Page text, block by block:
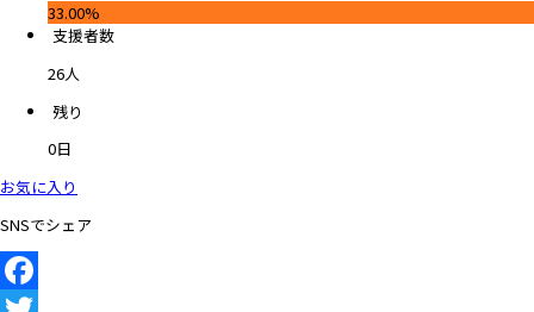
33.00%
支援者数
26人
残り
0日
お気に入り
SNSでシェア
Facebook